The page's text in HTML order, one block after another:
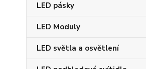
LED pásky
LED Moduly
LED světla a osvětlení